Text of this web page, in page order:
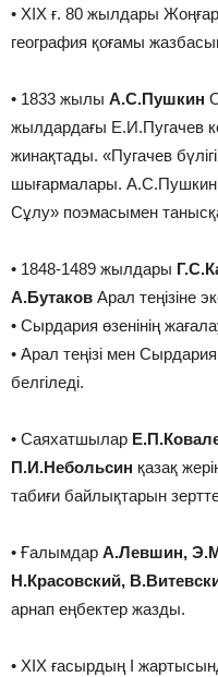
• ͘XIX ғ. 80 жылдары
география қоғамы
• ͘1833 жылы А.С.Пушкин
жылдардағы Е.И.Пугачев
жинақтады. «Пугачев
шығармалары.
Сұлу» поэмасымен
• ͘1848-1489 жылдары
А.Бутаков Арал теңізіне
• ͘Сырдария өзенінің
• ͘Арал теңізі мен
белгіледі.
• ͘Саяхатшылар
П.И.Небольсин қазақ
табиғи байлықтарын
• ͘Ғалымдар А.Левшин,
Н.Красовский,
арнап еңбектер жазды.
• ͘XIX ғасырдың I